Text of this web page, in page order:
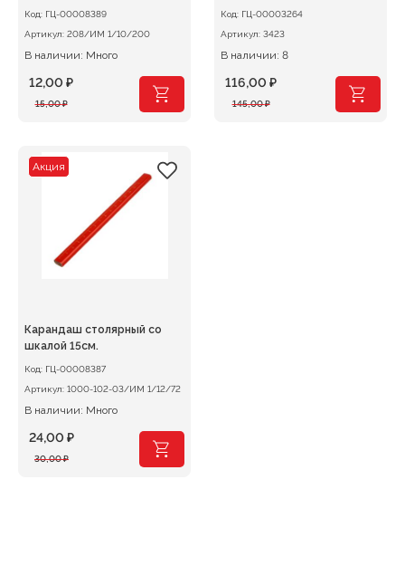
круглый корпус
Код: ГЦ-00008389
Артикул:
208/ИМ 1/10/200
В наличии: Много
15,00₽
Первоначальная
15,00 ₽.
12,00 ₽
Текущая
утолщенный 1шт.
Код: ГЦ-00003264
Артикул: 3423
В наличии: 8
145,00₽
Первоначальная
116,00 ₽
Текущая
Акция
Карандаш столярный со
шкалой 15см.
Код: ГЦ-00008387
Артикул:
1000-102-03/ИМ 1/12/72
В наличии: Много
30,00₽
Первоначальная
24,00 ₽
Текущая